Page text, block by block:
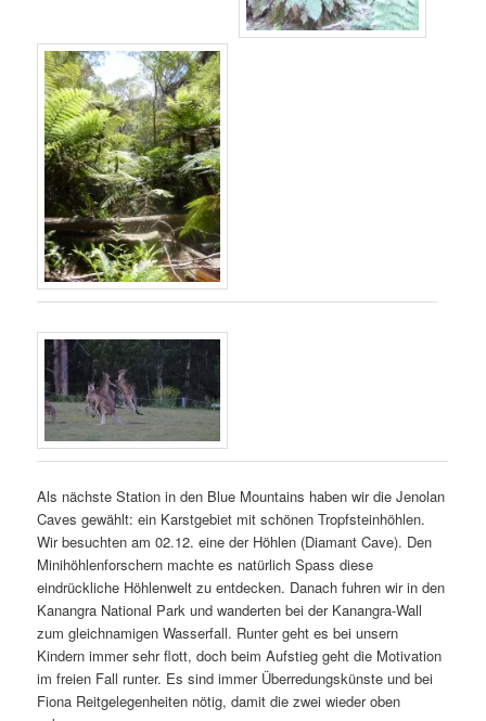
Als nächste Station in den Blue Mountains haben wir die Jenolan
Caves gewählt: ein Karstgebiet mit schönen Tropfsteinhöhlen.
Wir besuchten am 02.12. eine der Höhlen (Diamant Cave). Den
Minihöhlenforschern machte es natürlich Spass diese
eindrückliche Höhlenwelt zu entdecken. Danach fuhren wir in den
Kanangra National Park und wanderten bei der Kanangra-Wall
zum gleichnamigen Wasserfall. Runter geht es bei unsern
Kindern immer sehr flott, doch beim Aufstieg geht die Motivation
im freien Fall runter. Es sind immer Überredungskünste und bei
Fiona Reitgelegenheiten nötig, damit die zwei wieder oben